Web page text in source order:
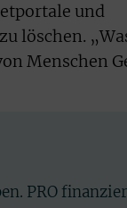
und
löschen.
Menschen
PRO